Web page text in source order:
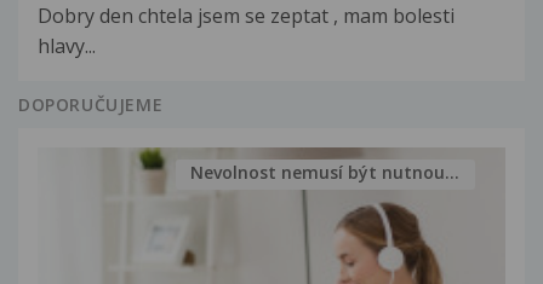
Dobry den chtela jsem se zeptat , mam bolesti
hlavy...
DOPORUČUJEME
Nevolnost nemusí být nutnou...